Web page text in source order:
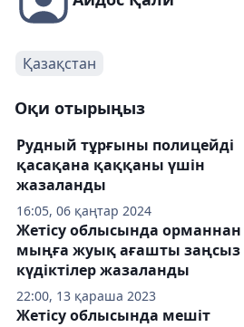
Қазақстан
Оқи отырыңыз
16:05, 06 қаңтар 2024
Рудный тұрғыны полицейді
қасақана қаққаны үшін
жазаланды
22:00, 13 қараша 2023
Жетісу облысында орманнан
мыңға жуық ағашты заңсыз
күдіктілер жазаланды
Жетісу облысында мешіт